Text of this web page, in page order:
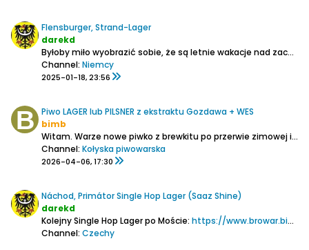
Flensburger, Strand-Lager
darekd
Byłoby miło wyobrazić sobie, że są letnie wakacje nad zachodnią częścią Bałtyku i w okolicach Flensburga (land Szlezwik-Holsztyn zwany przez miejscowych Schleswig-Holstein) i popijać sobie na plaży nowość ze znanego browaru z tego miasta. Tą nowością jest Strand-Lager (Lager Plażowy)....
Channel: Niemcy
2025-01-18, 23:56
Piwo LAGER lub PILSNER z ekstraktu Gozdawa + WES
bimb
Witam. Warze nowe piwko z brewkitu po przerwie zimowej i plan jest taki zamówiłem już ekstrakt jasny niechmielony WES i GOZDAWA lager nachmielony do tego w zestawie są chyba drożdże W 35.
Channel: Kołyska piwowarska
2026-04-06, 17:30
Náchod, Primátor Single Hop Lager (Saaz Shine)
darekd
Kolejny Single Hop Lager po Moście: https://www.browar.biz/forum/piwo/pi...hop-lager-most
Channel: Czechy